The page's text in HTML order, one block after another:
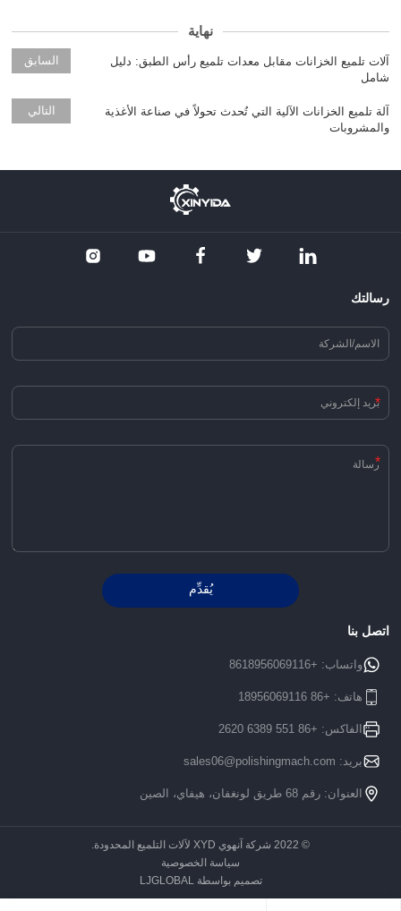
نهاية
السابق
آلات تلميع الخزانات مقابل معدات تلميع رأس الطبق: دليل
شامل
التالي
آلة تلميع الخزانات الآلية التي تُحدث تحولاً في صناعة الأغذية
والمشروبات
رسالتك
*
*
يُقدِّم
اتصل بنا
واتساب: +8618956069116
هاتف: +86 18956069116
الفاكس: +86 551 6389 2620
بريد: sales06@polishingmach.com
العنوان: رقم 68 طريق لونغفان، هيفاي، الصين
© 2022 شركة آنهوي XYD لآلات التلميع المحدودة.
سياسة الخصوصية
تصميم بواسطة LJGLOBAL